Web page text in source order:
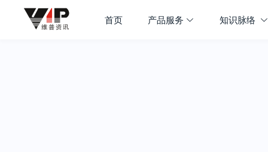
首页 产品服务 知识脉络